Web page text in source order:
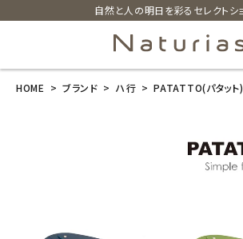
自然と人の明日を彩るセレクトシ
search
HOME ブランド ハ行 PATATTO(パタット)